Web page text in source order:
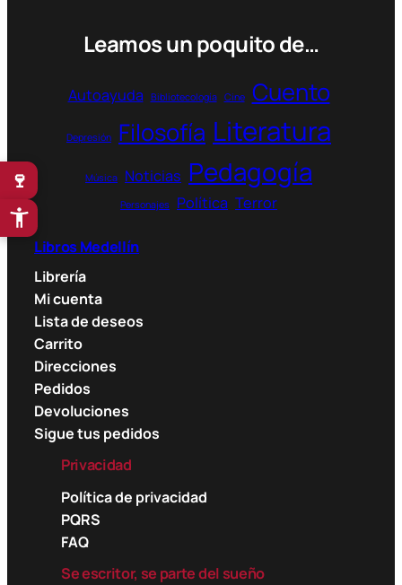
Leamos un poquito de…
Autoayuda Bibliotecología Cine Cuento
Depresión Filosofía Literatura
Música Noticias Pedagogía
Personajes Política Terror
Libros Medellín
Librería
Mi cuenta
Lista de deseos
Carrito
Direcciones
Pedidos
Devoluciones
Sigue tus pedidos
Privacidad
Política de privacidad
PQRS
FAQ
Se escritor, se parte del sueño
🍷